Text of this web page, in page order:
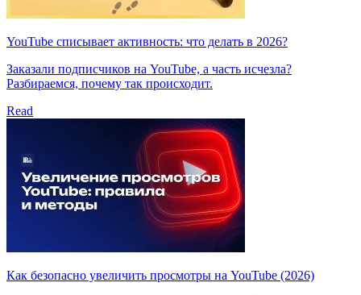
YouTube списывает активность: что делать в 2026?
Заказали подписчиков на YouTube, а часть исчезла?
Разбираемся, почему так происходит.
Read
Как безопасно увеличить просмотры на YouTube (2026)